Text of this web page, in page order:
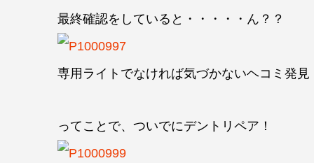
最終確認をしていると・・・・・ん？？
専用ライトでなければ気づかないヘコミ発見
ってことで、ついでにデントリペア！